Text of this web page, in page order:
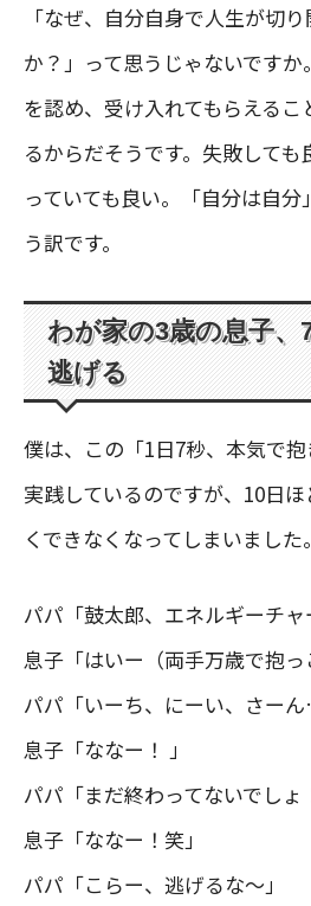
「なぜ、自分自身で人生が切
か？」って思うじゃないです
を認め、受け入れてもらえる
るからだそうです。失敗して
っていても良い。「自分は自
う訳です。
わが家の3歳の息子、
逃げる
僕は、この「1日7秒、本気で
実践しているのですが、10日
くできなくなってしまいました。
パパ「鼓太郎、エネルギーチャ
息子「はいー（両手万歳で抱っ
パパ「いーち、にーい、さー
息子「ななー！ 」
パパ「まだ終わってないでしょ
息子「ななー！笑」
パパ「こらー、逃げるな〜」